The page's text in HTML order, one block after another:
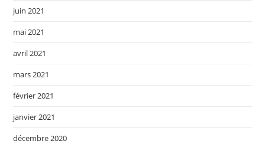
juin 2021
mai 2021
avril 2021
mars 2021
février 2021
janvier 2021
décembre 2020